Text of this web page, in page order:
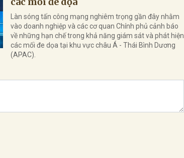
Làn sóng tấn công mạng nghiêm trọng gần đây nhằm
vào doanh nghiệp và các cơ quan Chính phủ cảnh báo
về những hạn chế trong khả năng giám sát và phát hiện
các mối đe dọa tại khu vực châu Á - Thái Bình Dương
(APAC).